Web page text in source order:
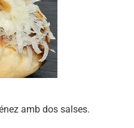
amb dos salses.